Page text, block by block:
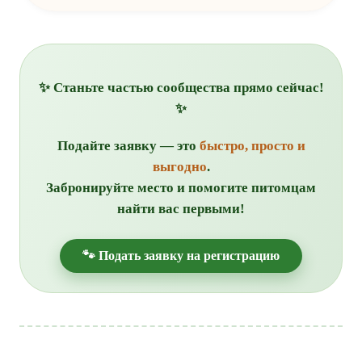
✨ Станьте частью сообщества прямо сейчас!
✨
Подайте заявку — это быстро, просто и
выгодно.
Забронируйте место и помогите питомцам
найти вас первыми!
🐾 Подать заявку на регистрацию